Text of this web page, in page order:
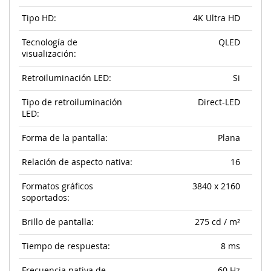
Tipo HD: 4K Ultra HD
Tecnología de
visualización:
QLED
Retroiluminación LED: Si
Tipo de retroiluminación
LED:
Direct-LED
Forma de la pantalla: Plana
Relación de aspecto nativa: 16
Formatos gráficos
soportados:
3840 x 2160
Brillo de pantalla: 275 cd / m²
Tiempo de respuesta: 8 ms